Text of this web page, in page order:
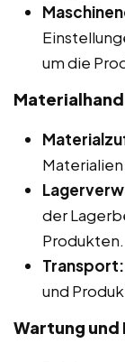
um die
der
Produkten.
Transport:
und
Wartung